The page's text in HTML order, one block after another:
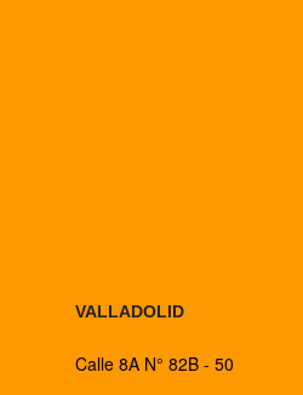
VALLADOLID
Calle 8A N° 82B - 50